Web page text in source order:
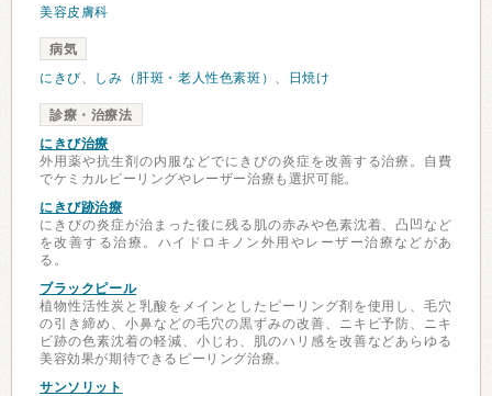
美容皮膚科
病気
にきび、 しみ（肝斑・老人性色素斑） 、 日焼け
診療・治療法
にきび治療
外用薬や抗生剤の内服などでにきびの炎症を改善する治療。自費
でケミカルピーリングやレーザー治療も選択可能。
にきび跡治療
にきびの炎症が治まった後に残る肌の赤みや色素沈着、凸凹など
を改善する治療。ハイドロキノン外用やレーザー治療などがあ
る。
ブラックピール
植物性活性炭と乳酸をメインとしたピーリング剤を使用し、毛穴
の引き締め、小鼻などの毛穴の黒ずみの改善、ニキビ予防、ニキ
ビ跡の色素沈着の軽減、小じわ、肌のハリ感を改善などあらゆる
美容効果が期待できるピーリング治療。
サンソリット